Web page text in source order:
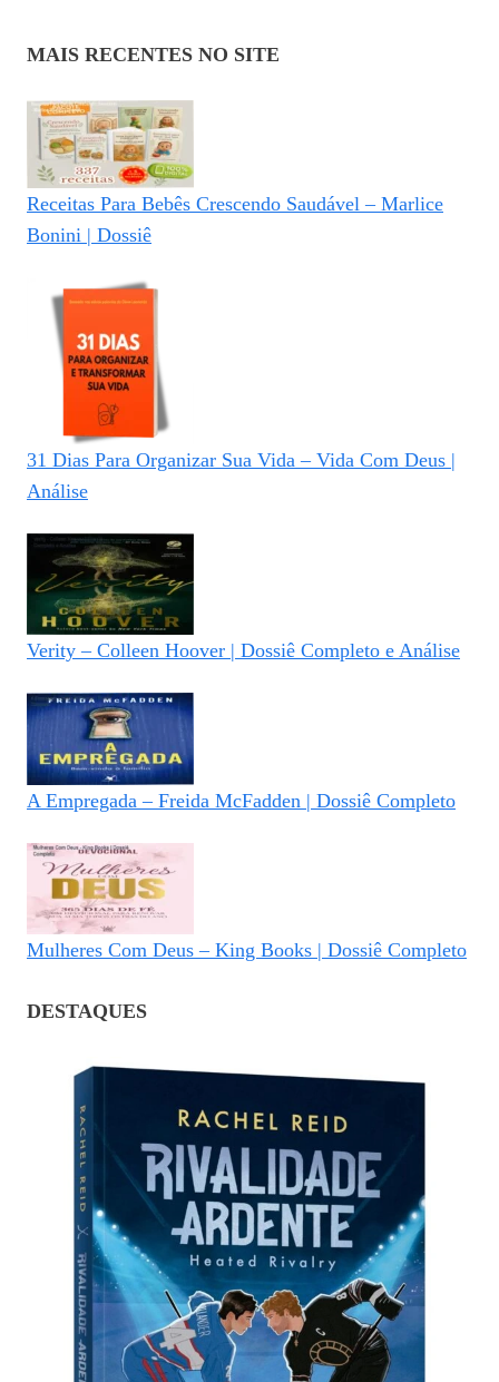
MAIS RECENTES NO SITE
Receitas Para Bebês Crescendo Saudável – Marlice
Bonini | Dossiê
31 Dias Para Organizar Sua Vida – Vida Com Deus |
Análise
Verity – Colleen Hoover | Dossiê Completo e Análise
A Empregada – Freida McFadden | Dossiê Completo
Mulheres Com Deus – King Books | Dossiê Completo
DESTAQUES